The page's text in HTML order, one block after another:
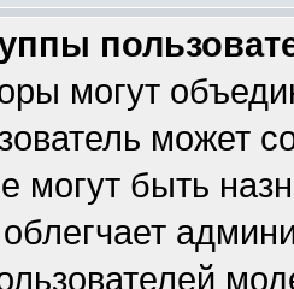
могут
может
могут быть